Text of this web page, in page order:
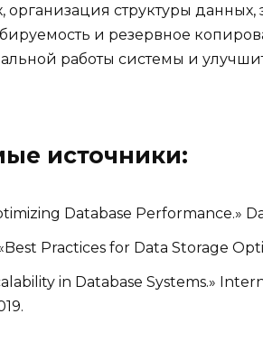
структуры
и резервное
работы системы и
источники:
Database Performance.»
Practices for Data Storage
in Database Systems.»